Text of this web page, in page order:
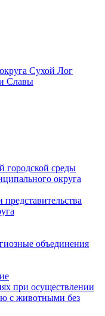
Сухой Лог
Славы
городской среды
округа
объединения
при осуществлении
с животными без